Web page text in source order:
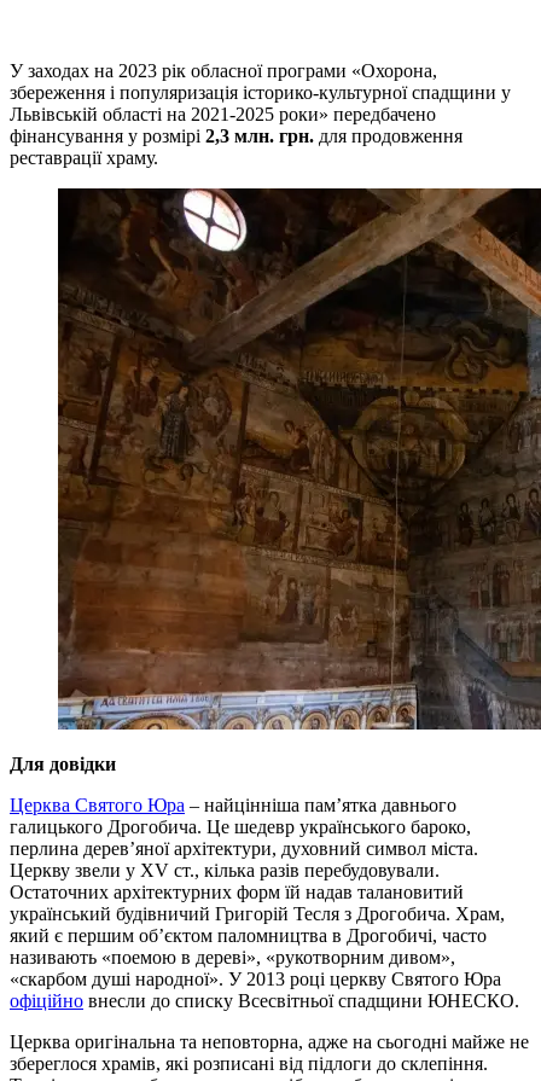
У заходах на 2023 рік обласної програми «Охорона,
збереження і популяризація історико-культурної спадщини у
Львівській області на 2021-2025 роки» передбачено
фінансування у розмірі 2,3 млн. грн. для продовження
реставрації храму.
Для довідки
Церква Святого Юра – найцінніша пам’ятка давнього
галицького Дрогобича. Це шедевр українського бароко,
перлина дерев’яної архітектури, духовний символ міста.
Церкву звели у XV ст., кілька разів перебудовували.
Остаточних архітектурних форм їй надав талановитий
український будівничий Григорій Тесля з Дрогобича. Храм,
який є першим об’єктом паломництва в Дрогобичі, часто
називають «поемою в дереві», «рукотворним дивом»,
«скарбом душі народної». У 2013 році церкву Святого Юра
офіційно внесли до списку Всесвітньої спадщини ЮНЕСКО.
Церква оригінальна та неповторна, адже на сьогодні майже не
збереглося храмів, які розписані від підлоги до склепіння.